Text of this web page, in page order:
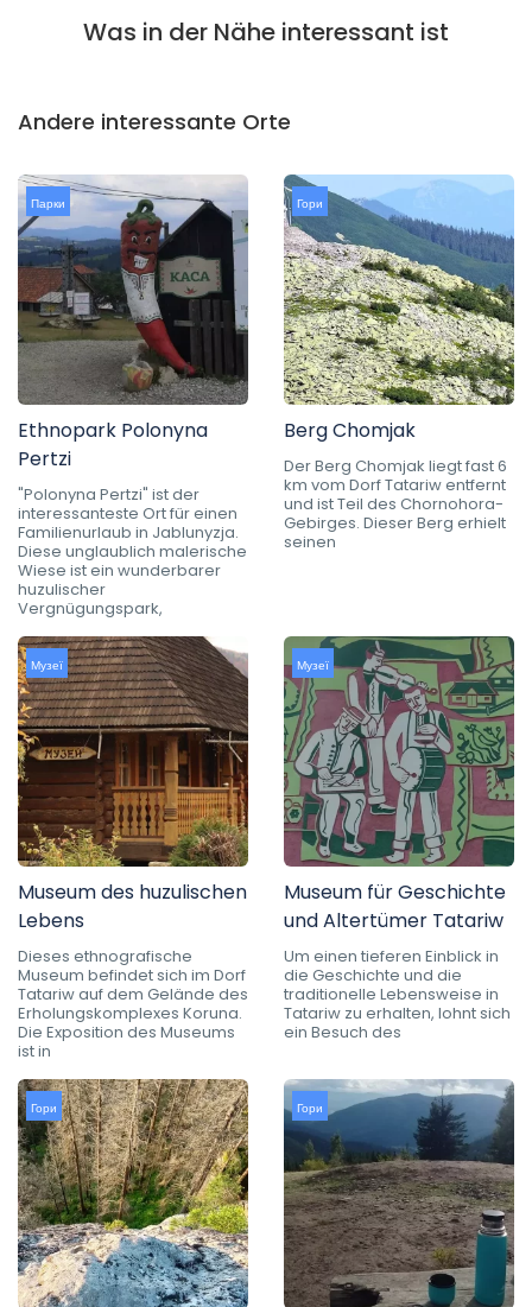
Was in der Nähe interessant ist
Andere interessante Orte
Парки
Ethnopark Polonyna
Pertzi
"Polonyna Pertzi" ist der
interessanteste Ort für einen
Familienurlaub in Jablunyzja.
Diese unglaublich malerische
Wiese ist ein wunderbarer
huzulischer
Vergnügungspark,
Гори
Berg Chomjak
Der Berg Chomjak liegt fast 6
km vom Dorf Tatariw entfernt
und ist Teil des Chornohora-
Gebirges. Dieser Berg erhielt
seinen
Музеї
Museum des huzulischen
Lebens
Dieses ethnografische
Museum befindet sich im Dorf
Tatariw auf dem Gelände des
Erholungskomplexes Koruna.
Die Exposition des Museums
ist in
Музеї
Museum für Geschichte
und Altertümer Tatariw
Um einen tieferen Einblick in
die Geschichte und die
traditionelle Lebensweise in
Tatariw zu erhalten, lohnt sich
ein Besuch des
Гори Гори